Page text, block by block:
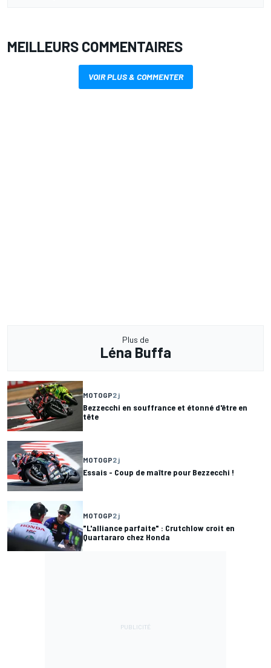
MEILLEURS COMMENTAIRES
VOIR PLUS & COMMENTER
Plus de
Léna Buffa
MOTOGP2 j
Bezzecchi en souffrance et étonné d'être en
tête
MOTOGP2 j
Essais - Coup de maître pour Bezzecchi !
MOTOGP2 j
"L'alliance parfaite" : Crutchlow croit en
Quartararo chez Honda